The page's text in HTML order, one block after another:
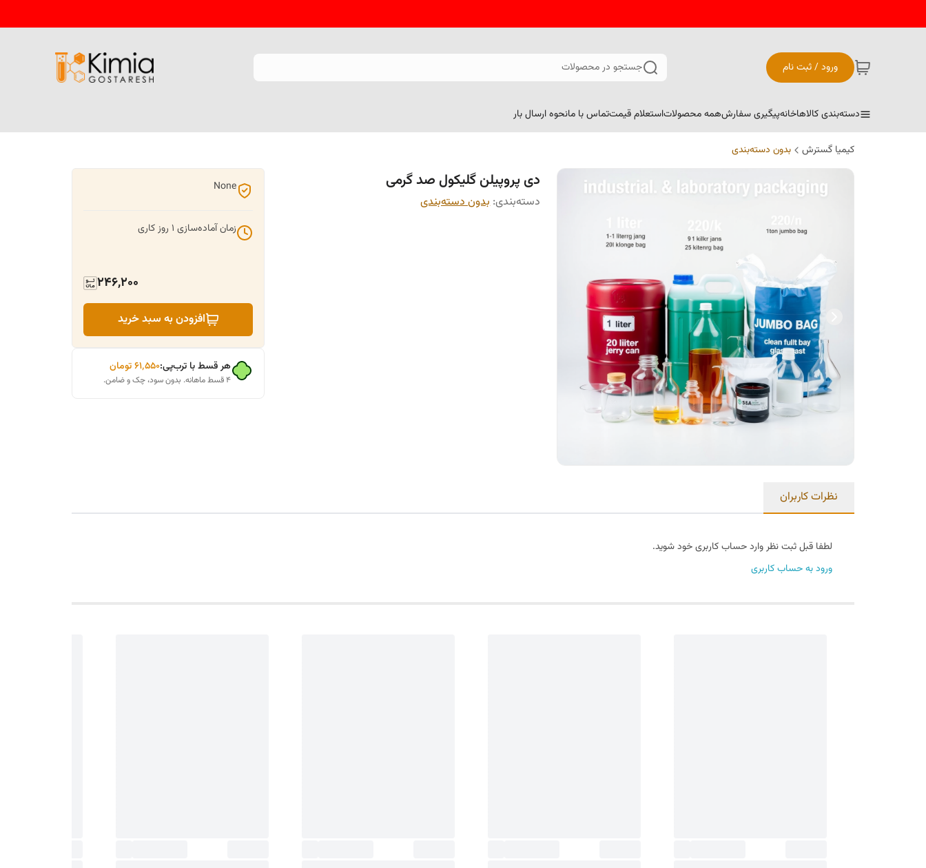
ورود / ثبت نام جستجو در محصولات
دسته‌بندی کالاهاخانهپیگیری سفارشهمه محصولاتاستعلام قیمتتماس با مانحوه ارسال بار
کیمیا گسترش بدون دسته‌بندی
دی پروپیلن گلیکول صد گرمی
دسته‌بندی:بدون دسته‌بندی
None
زمان آماده‌سازی 1 روز کاری
246,200
افزودن به سبد خرید
هر قسط با ترب‌پی:۶۱٬۵۵۰تومان
۴ قسط ماهانه. بدون سود، چک و ضامن.
نظرات کاربران
لطفا قبل ثبت نظر وارد حساب کاربری خود شوید.
ورود به حساب کاربری